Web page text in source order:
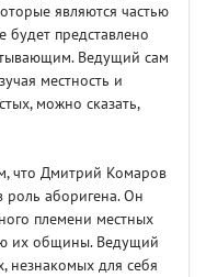
являются частью
представлено
Ведущий сам
местность и
можно сказать,
что Дмитрий Комаров
роль аборигена. Он
племени местных
их общины. Ведущий
незнакомых для себя